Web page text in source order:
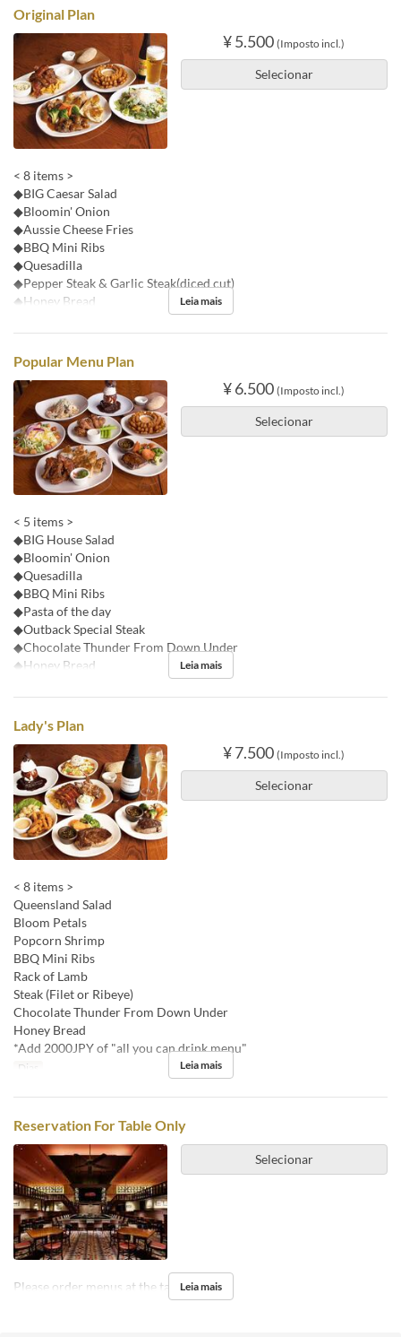
Original Plan
¥ 5.500 (Imposto incl.)
Selecionar
< 8 items >
◆BIG Caesar Salad
◆Bloomin' Onion
◆Aussie Cheese Fries
◆BBQ Mini Ribs
◆Quesadilla
◆Pepper Steak & Garlic Steak(diced cut)
◆Honey Bread
Leia mais
Popular Menu Plan
¥ 6.500 (Imposto incl.)
Selecionar
< 5 items >
◆BIG House Salad
◆Bloomin' Onion
◆Quesadilla
◆BBQ Mini Ribs
◆Pasta of the day
◆Outback Special Steak
◆Chocolate Thunder From Down Under
◆Honey Bread
Leia mais
Lady's Plan
¥ 7.500 (Imposto incl.)
Selecionar
< 8 items >
Queensland Salad
Bloom Petals
Popcorn Shrimp
BBQ Mini Ribs
Rack of Lamb
Steak (Filet or Ribeye)
Chocolate Thunder From Down Under
Honey Bread
*Add 2000JPY of "all you can drink menu"
Dias Leia mais
Reservation For Table Only
Selecionar
Please order menus at the table.Leia mais